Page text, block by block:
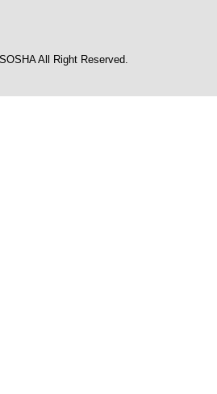
All Right Reserved.